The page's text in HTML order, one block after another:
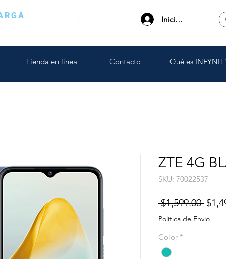
Iniciar sesión
Tienda en línea Contacto Qué es
ZTE 4G
SKU: 70022537
$1,599.00
Política de Envío
Color *